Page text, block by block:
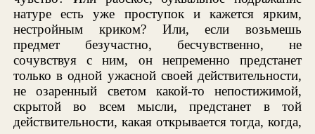
натуре есть уже проступок и кажется ярким,
нестройным криком? Или, если возьмешь
предмет безучастно, бесчувственно, не
сочувствуя с ним, он непременно предстанет
только в одной ужасной своей действительности,
не озаренный светом какой-то непостижимой,
скрытой во всем мысли, предстанет в той
действительности, какая открывается тогда, когда,